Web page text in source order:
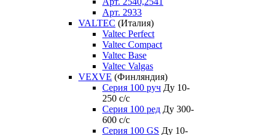
Арт. 2933
VALTEC (Италия)
Valtec Perfect
Valtec Compact
Valtec Base
Valtec Valgas
VEXVE (Финляндия)
Серия 100 руч Ду 10-
250 c/c
Серия 100 ред Ду 300-
600 c/c
Серия 100 GS Ду 10-